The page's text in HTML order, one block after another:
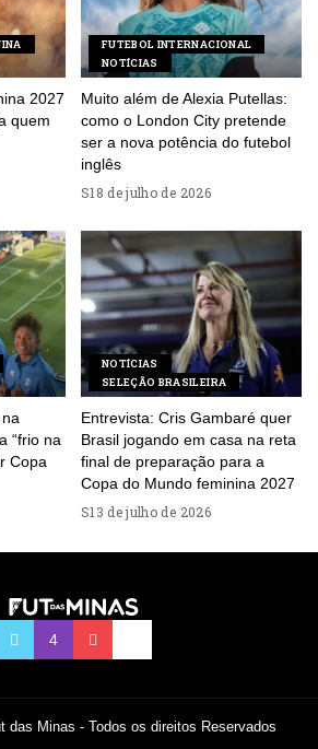
2027
quem
FUTEBOL INTERNACIONAL
NOTÍCIAS
Muito além de Alexia Putellas:
como o London City pretende
ser a nova potência do futebol
inglês
18 de julho de 2026
“frio na
Copa
NOTÍCIAS
SELEÇÃO BRASILEIRA
Entrevista: Cris Gambaré quer
Brasil jogando em casa na reta
final de preparação para a
Copa do Mundo feminina 2027
13 de julho de 2026
das Minas - Todos os direitos Reservados